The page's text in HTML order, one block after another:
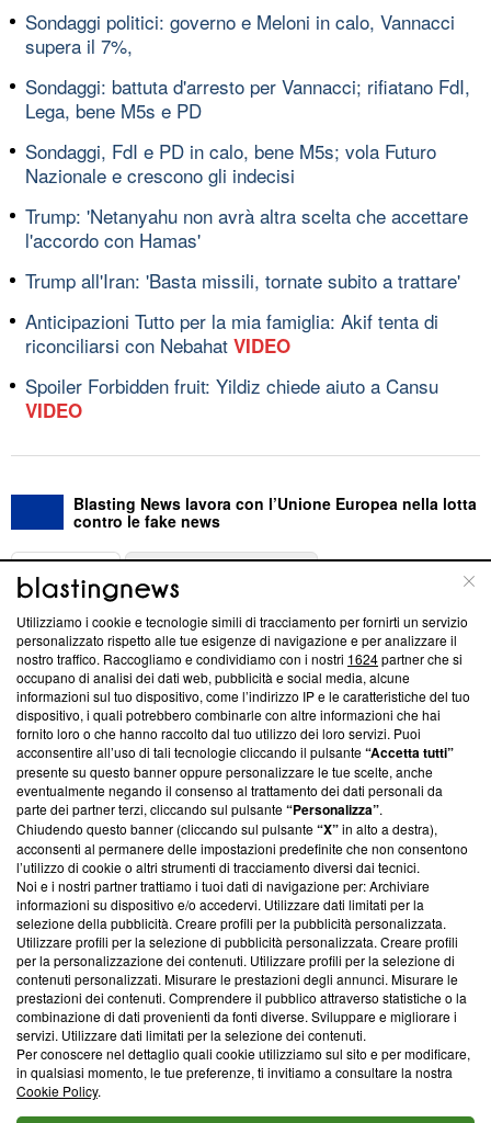
Sondaggi politici: governo e Meloni in calo, Vannacci
supera il 7%,
Sondaggi: battuta d'arresto per Vannacci; rifiatano FdI,
Lega, bene M5s e PD
Sondaggi, FdI e PD in calo, bene M5s; vola Futuro
Nazionale e crescono gli indecisi
Trump: 'Netanyahu non avrà altra scelta che accettare
l'accordo con Hamas'
Trump all'Iran: 'Basta missili, tornate subito a trattare'
Anticipazioni Tutto per la mia famiglia: Akif tenta di
riconciliarsi con Nebahat VIDEO
Spoiler Forbidden fruit: Yildiz chiede aiuto a Cansu
VIDEO
Blasting News lavora con l’Unione Europea nella lotta
contro le fake news
ABOUT
Questa sezione offre informazioni trasparenti su Blasting
News, sui nostri processi editoriali e su come ci impegniamo a
creare news di qualità. Inoltre, afferma la nostra aderenza a
‘Trust Project - News with Integrity’Blasting News non è
ancora membro del programma, ma ha richiesto di farne
parte; Trust Project non ha ancora effettuato una verifica di
conformità agli standard.
Su di noi
Team editoriale
Corporate
Redazione
Informativa Privacy
Cookie Policy
Blasting SA, IDI CHE-247.845.224, Via Carlo Frasca, 3 - 6900
Lugano (Svizzera) Tel:+39 0690258937
© 2026 Blasting News
Utilizziamo i cookie e tecnologie simili di tracciamento per fornirti un servizio
personalizzato rispetto alle tue esigenze di navigazione e per analizzare il
nostro traffico. Raccogliamo e condividiamo con i nostri 1624partner che si
occupano di analisi dei dati web, pubblicità e social media, alcune
informazioni sul tuo dispositivo, come l’indirizzo IP e le caratteristiche del tuo
dispositivo, i quali potrebbero combinarle con altre informazioni che hai
fornito loro o che hanno raccolto dal tuo utilizzo dei loro servizi. Puoi
acconsentire all’uso di tali tecnologie cliccando il pulsante“Accetta tutti”
presente su questo banner oppure personalizzare le tue scelte, anche
eventualmente negando il consenso al trattamento dei dati personali da
parte dei partner terzi, cliccando sul pulsante“Personalizza”.
Chiudendo questo banner (cliccando sul pulsante“X”in alto a destra),
acconsenti al permanere delle impostazioni predefinite che non consentono
l’utilizzo di cookie o altri strumenti di tracciamento diversi dai tecnici.
Noi e i nostri partner trattiamo i tuoi dati di navigazione per: Archiviare
informazioni su dispositivo e/o accedervi. Utilizzare dati limitati per la
selezione della pubblicità. Creare profili per la pubblicità personalizzata.
Utilizzare profili per la selezione di pubblicità personalizzata. Creare profili
per la personalizzazione dei contenuti. Utilizzare profili per la selezione di
contenuti personalizzati. Misurare le prestazioni degli annunci. Misurare le
prestazioni dei contenuti. Comprendere il pubblico attraverso statistiche o la
combinazione di dati provenienti da fonti diverse. Sviluppare e migliorare i
servizi. Utilizzare dati limitati per la selezione dei contenuti.
Per conoscere nel dettaglio quali cookie utilizziamo sul sito e per modificare,
in qualsiasi momento, le tue preferenze, ti invitiamo a consultare la nostra
Cookie Policy.